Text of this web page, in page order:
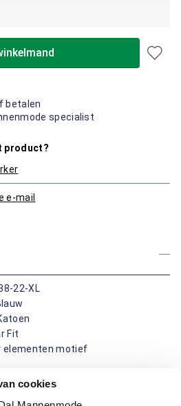
cookies
betalen
specialist
product?
e-mail
22-XL
Fit
elementen motief
je dag direct een frisse
draagt prettig en valt mooi